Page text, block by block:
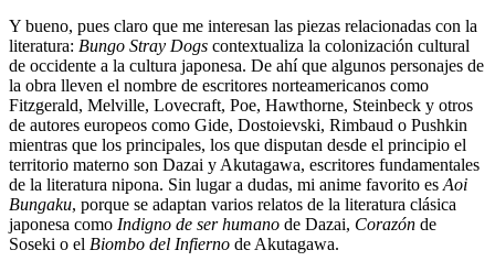
Y bueno, pues claro que me interesan las piezas relacionadas con la
literatura: Bungo Stray Dogs contextualiza la colonización cultural
de occidente a la cultura japonesa. De ahí que algunos personajes de
la obra lleven el nombre de escritores norteamericanos como
Fitzgerald, Melville, Lovecraft, Poe, Hawthorne, Steinbeck y otros
de autores europeos como Gide, Dostoievski, Rimbaud o Pushkin
mientras que los principales, los que disputan desde el principio el
territorio materno son Dazai y Akutagawa, escritores fundamentales
de la literatura nipona. Sin lugar a dudas, mi anime favorito es Aoi
Bungaku, porque se adaptan varios relatos de la literatura clásica
japonesa como Indigno de ser humano de Dazai, Corazón de
Soseki o el Biombo del Infierno de Akutagawa.